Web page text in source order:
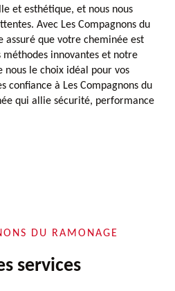
et esthétique, et nous nous
Avec Les Compagnons du
assuré que votre cheminée est
méthodes innovantes et notre
le choix idéal pour vos
confiance à Les Compagnons du
qui allie sécurité, performance
DU RAMONAGE
services